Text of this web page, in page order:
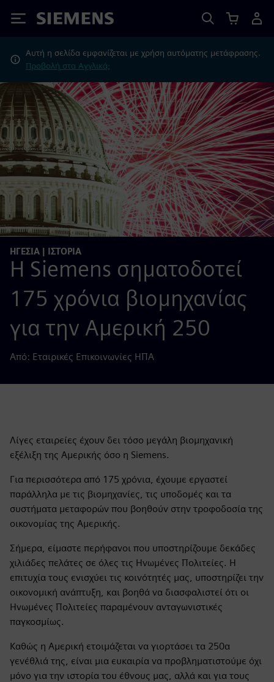
Siemens
Αυτή η σελίδα εμφανίζεται με χρήση αυτόματης μετάφρασης.
Προβολή στα Αγγλικά;
ΗΓΕΣΊΑ | ΙΣΤΟΡΊΑ
Η Siemens σηματοδοτεί
175 χρόνια βιομηχανίας
για την Αμερική 250
Από: Εταιρικές Επικοινωνίες ΗΠΑ
Λίγες εταιρείες έχουν δει τόσο μεγάλη βιομηχανική
εξέλιξη της Αμερικής όσο η Siemens.
Για περισσότερα από 175 χρόνια, έχουμε εργαστεί
παράλληλα με τις βιομηχανίες, τις υποδομές και τα
συστήματα μεταφορών που βοηθούν στην τροφοδοσία της
οικονομίας της Αμερικής.
Σήμερα, είμαστε περήφανοι που υποστηρίζουμε δεκάδες
χιλιάδες πελάτες σε όλες τις Ηνωμένες Πολιτείες. Η
επιτυχία τους ενισχύει τις κοινότητές μας, υποστηρίζει την
οικονομική ανάπτυξη, και βοηθά να διασφαλιστεί ότι οι
Ηνωμένες Πολιτείες παραμένουν ανταγωνιστικές
παγκοσμίως.
Καθώς η Αμερική ετοιμάζεται να γιορτάσει τα 250α
γενέθλιά της, είναι μια ευκαιρία να προβληματιστούμε όχι
μόνο για την ιστορία του έθνους μας, αλλά και για τους